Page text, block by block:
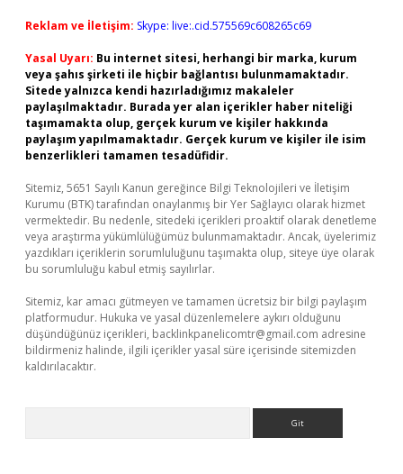
Reklam ve İletişim: Skype: live:.cid.575569c608265c69
Yasal Uyarı: Bu internet sitesi, herhangi bir marka, kurum
veya şahıs şirketi ile hiçbir bağlantısı bulunmamaktadır.
Sitede yalnızca kendi hazırladığımız makaleler
paylaşılmaktadır. Burada yer alan içerikler haber niteliği
taşımamakta olup, gerçek kurum ve kişiler hakkında
paylaşım yapılmamaktadır. Gerçek kurum ve kişiler ile isim
benzerlikleri tamamen tesadüfidir.
Sitemiz, 5651 Sayılı Kanun gereğince Bilgi Teknolojileri ve İletişim
Kurumu (BTK) tarafından onaylanmış bir Yer Sağlayıcı olarak hizmet
vermektedir. Bu nedenle, sitedeki içerikleri proaktif olarak denetleme
veya araştırma yükümlülüğümüz bulunmamaktadır. Ancak, üyelerimiz
yazdıkları içeriklerin sorumluluğunu taşımakta olup, siteye üye olarak
bu sorumluluğu kabul etmiş sayılırlar.
Sitemiz, kar amacı gütmeyen ve tamamen ücretsiz bir bilgi paylaşım
platformudur. Hukuka ve yasal düzenlemelere aykırı olduğunu
düşündüğünüz içerikleri, backlinkpanelicomtr@gmail.com adresine
bildirmeniz halinde, ilgili içerikler yasal süre içerisinde sitemizden
kaldırılacaktır.